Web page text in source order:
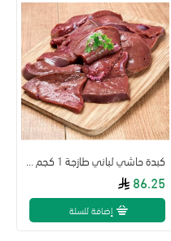
86.25
إضافة للسلة